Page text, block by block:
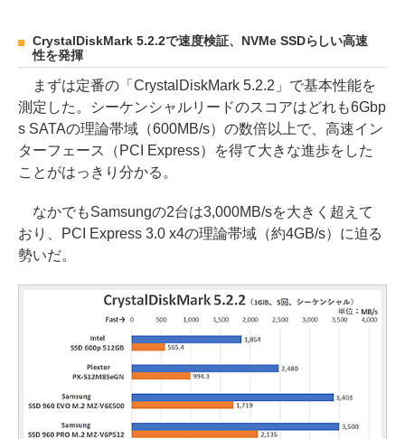
CrystalDiskMark 5.2.2で速度検証、NVMe SSDらしい高速
性を発揮
まずは定番の「CrystalDiskMark 5.2.2」で基本性能を
測定した。シーケンシャルリードのスコアはどれも6Gbp
s SATAの理論帯域（600MB/s）の数倍以上で、高速イン
ターフェース（PCI Express）を得て大きな進歩をした
ことがはっきり分かる。
なかでもSamsungの2台は3,000MB/sを大きく超えて
おり、PCI Express 3.0 x4の理論帯域（約4GB/s）に迫る
勢いだ。